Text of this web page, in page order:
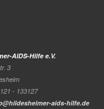
AIDS-Hilfe e.V.
3
- 133127
aids-hilfe.de